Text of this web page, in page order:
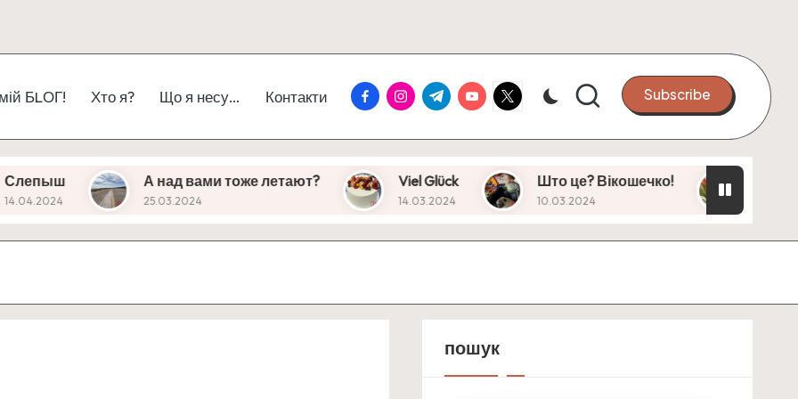
БLОГ! Хто я? Що я несу… Контакти FacebookInstagramTelegramYoutube
X Subscribe
А над вами тоже летают?
25.03.2024
Viel Glück
14.03.2024
Што це? Вікошечко!
10.03.2024
Свято весни, чи
08.03.2024
пошук